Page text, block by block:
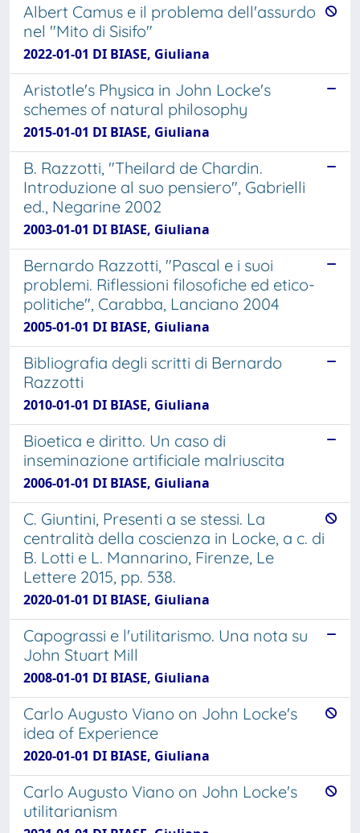
Albert Camus e il problema dell'assurdo
nel "Mito di Sisifo"
2022-01-01 DI BIASE, Giuliana
Aristotle's Physica in John Locke's
schemes of natural philosophy
2015-01-01 DI BIASE, Giuliana
B. Razzotti, "Theilard de Chardin.
Introduzione al suo pensiero", Gabrielli
ed., Negarine 2002
2003-01-01 DI BIASE, Giuliana
Bernardo Razzotti, "Pascal e i suoi
problemi. Riflessioni filosofiche ed etico-
politiche", Carabba, Lanciano 2004
2005-01-01 DI BIASE, Giuliana
Bibliografia degli scritti di Bernardo
Razzotti
2010-01-01 DI BIASE, Giuliana
Bioetica e diritto. Un caso di
inseminazione artificiale malriuscita
2006-01-01 DI BIASE, Giuliana
C. Giuntini, Presenti a se stessi. La
centralità della coscienza in Locke, a c. di
B. Lotti e L. Mannarino, Firenze, Le
Lettere 2015, pp. 538.
2020-01-01 DI BIASE, Giuliana
Capograssi e l'utilitarismo. Una nota su
John Stuart Mill
2008-01-01 DI BIASE, Giuliana
Carlo Augusto Viano on John Locke's
idea of Experience
2020-01-01 DI BIASE, Giuliana
Carlo Augusto Viano on John Locke's
utilitarianism